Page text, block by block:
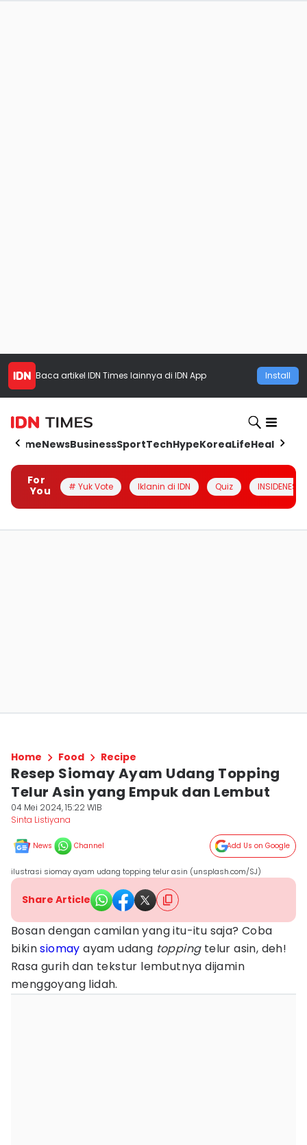
Baca artikel IDN Times lainnya di IDN App Install
HomeNewsBusinessSportTechHypeKoreaLifeHealth
For
You
# Yuk Vote Iklanin di IDN Quiz INSIDENESIA
Home Food Recipe
Resep Siomay Ayam Udang Topping
Telur Asin yang Empuk dan Lembut
04 Mei 2024, 15:22 WIB
Sinta Listiyana
News Channel Add Us on Google
ilustrasi siomay ayam udang topping telur asin (unsplash.com/SJ)
Share Article
Bosan dengan camilan yang itu-itu saja? Coba
bikinsiomay ayam udang toppingtelur asin, deh!
Rasa gurih dan tekstur lembutnya dijamin
menggoyang lidah.